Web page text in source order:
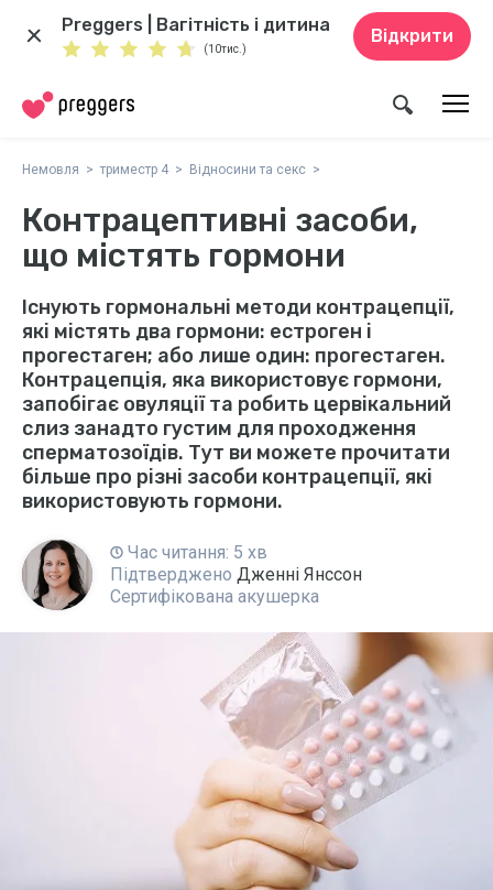
Preggers | Вагітність і дитина
(10тис.)
Відкрити
Немовля триместр 4 Відносини та секс
Контрацептивні засоби,
що містять гормони
Існують гормональні методи контрацепції,
які містять два гормони: естроген і
прогестаген; або лише один: прогестаген.
Контрацепція, яка використовує гормони,
запобігає овуляції та робить цервікальний
слиз занадто густим для проходження
сперматозоїдів. Тут ви можете прочитати
більше про різні засоби контрацепції, які
використовують гормони.
Час читання: 5 хв
Підтверджено Дженні Янссон
Сертифікована акушерка